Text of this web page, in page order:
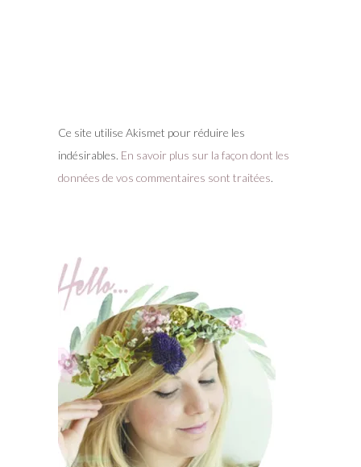
Ce site utilise Akismet pour réduire les
indésirables. En savoir plus sur la façon dont les
données de vos commentaires sont traitées.